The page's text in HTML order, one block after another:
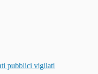
pubblici vigilati